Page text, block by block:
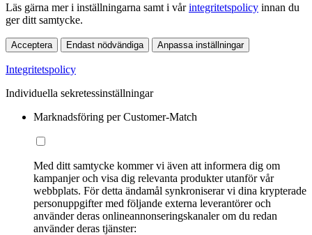
Läs gärna mer i inställningarna samt i vårintegritetspolicy innan du
ger ditt samtycke.
Acceptera Endast nödvändiga Anpassa inställningar
Integritetspolicy
Individuella sekretessinställningar
Marknadsföring per Customer-Match
Med ditt samtycke kommer vi även att informera dig om
kampanjer och visa dig relevanta produkter utanför vår
webbplats. För detta ändamål synkroniserar vi dina krypterade
personuppgifter med följande externa leverantörer och
använder deras onlineannonseringskanaler om du redan
använder deras tjänster: